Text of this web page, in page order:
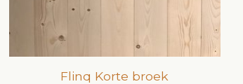
Flinq Korte broek